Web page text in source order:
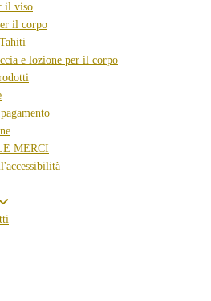
il viso
il corpo
e lozione per il corpo
MERCI